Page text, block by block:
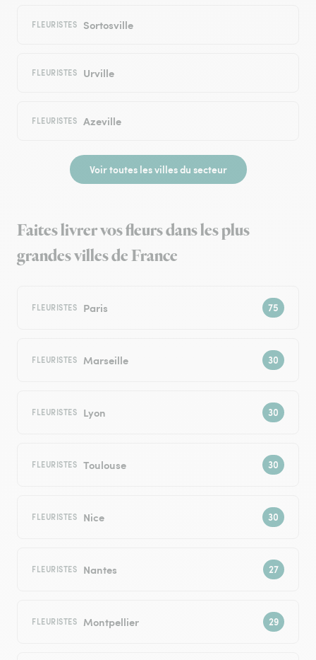
FLEURISTES Sortosville
FLEURISTES Urville
FLEURISTES Azeville
Voir toutes les villes du secteur
Faites livrer vos fleurs dans les plus
grandes villes de France
FLEURISTES Paris
FLEURISTES Marseille
FLEURISTES Lyon
FLEURISTES Toulouse
FLEURISTES Nice
FLEURISTES Nantes
FLEURISTES Montpellier